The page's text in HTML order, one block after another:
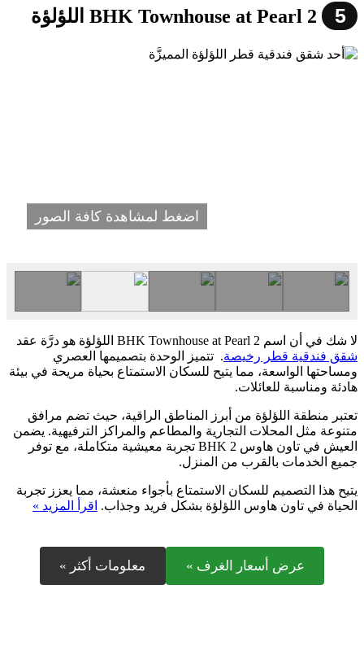
5
اضغط لمشاهدة كافة الصور
لا شك في أن اسم 2 BHK Townhouse at Pearl اللؤلؤة هو درَّة عقد
شقق فندقية قطر رخيصة. تتميز الوحدة بتصميمها العصري
ومساحتها الواسعة، مما يتيح للسكان الاستمتاع بحياة مريحة في بيئة
هادئة ومناسبة للعائلات.
تعتبر منطقة اللؤلؤة من أبرز المناطق الراقية، حيث تضم مرافق
متنوعة مثل المحلات التجارية والمطاعم والمراكز الترفيهية. يضمن
العيش في تاون هاوس 2 BHK تجربة معيشية متكاملة، مع توفر
جميع الخدمات بالقرب من المنزل.
يتيح هذا التصميم للسكان الاستمتاع بأجواء منعشة، مما يعزز تجربة
الحياة في تاون هاوس اللؤلؤة بشكل فريد وجذاب. اقرأ المزيد »
عرض أسعار الغرف » معلومات أكثر »